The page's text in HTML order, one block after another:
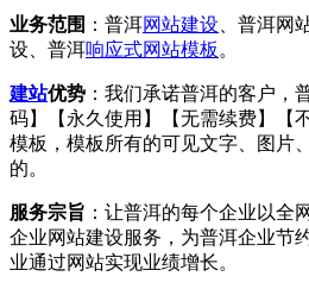
业务范围 ：普洱网站建设 、普洱网
设、普洱响应式网站模板 。
建站优势 ：我们承诺普洱的客户，
码】【永久使用】【无需续费】【
模板，模板所有的可见文字、图片
的。
服务宗旨 ：让普洱的每个企业以全
企业网站建设服务，为普洱企业节
业通过网站实现业绩增长。